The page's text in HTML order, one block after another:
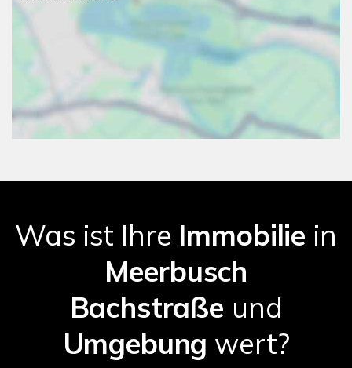
Was ist Ihre Immobilie in
Meerbusch
Bachstraße und
Umgebung wert?